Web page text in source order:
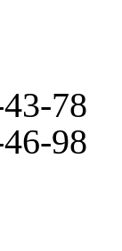
78
98